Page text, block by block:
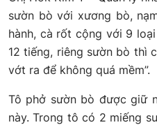
sườn bò với xương bò,
hành, cà rốt cộng với 9
12 tiếng, riêng sườn bò thì
vớt ra để không quá mềm”.
Tô phở sườn bò được giữ
này. Trong tô có 2 miếng